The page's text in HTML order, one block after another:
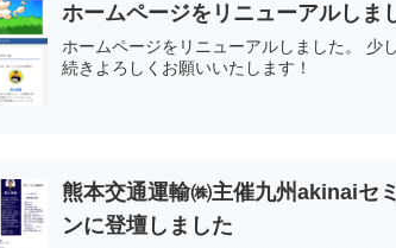
ホームページをリニューアルしま
ホームページをリニューアルしました。 少
続きよろしくお願いいたします！
熊本交通運輸㈱主催九州akinaiセ
ンに登壇しました